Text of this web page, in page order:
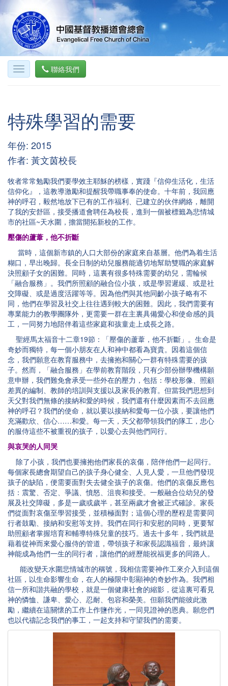
聯絡我們
特殊學習的需要
年份: 2015
作者: 黃文茵校長
牧者常常勉勵我們要學效主耶穌的榜樣，實踐『信仰生活化，生活
信仰化』，這教導激勵和提醒我帶職事奉的使命。十年前，我回應
神的呼召，毅然地放下已有的工作福利、已建立的伙伴網絡，離開
了我的安舒區，接受播道會聘任為校長，進到一個被標籤為悲情城
市的社區~天水圍，擔當開拓新校的工作。
壓傷的蘆葦，他不折斷
當時，這個新市鎮的人口大部份的家庭來自基層。他們為着生活
糊口，早出晚歸。長全日制的幼兒服務能適切地幫助雙職的家庭解
決照顧子女的困難。同時，這裏有很多特殊需要的幼兒，需輪候
「融合服務」。我們所照顧的融合位小孩，或是學習遲緩、或是社
交障礙、或是過度活躍等等。因為他們與其他同齡小孩子略有不
同，他們在學習及社交上往往遇到較大的困難。因此，我們需要有
專業能力的教學團隊外，更需要一群在主裏具備愛心和使命感的員
工，一同努力地陪伴着這些家庭和孩童走上成長之路。
聖經馬太福音十二章19節：「壓傷的蘆葦，他不折斷」。生命是
奇妙而獨特，每一個小朋友在人和神中都看為寶貴。因着這個信
念，我們願意在教育服務中，去擁抱和關心一群有特殊需要的孩
子。然而，「融合服務」在學前教育階段，只有少部份辦學機構願
意申辦，我們難免會承受一些外在的壓力，包括：學校形像、照顧
差異的編制、教師的培訓與支援以及家長的教育。但當我們思想到
天父對我們無條的接納和愛的時候，我們還有什麼因素而不去回應
神的呼召？我們的使命，就以要以接納和愛每一位小孩，要讓他們
充滿歡欣、信心……和愛。每一天，天父都帶領我們的隊工，忠心
的服侍這些不被重視的孩子，以愛心去與他們同行。
與哀哭的人同哭
除了小孩，我們也要擁抱他們家長的哀傷，陪伴他們一起同行。
每個家長總會期望自己的孩子身心健全、人見人愛，一旦他們發現
孩子的缺陷，便需要面對失去健全孩子的哀傷。他們的哀傷反應包
括：震驚、否定、爭議、憤怒、沮喪和接受。一般融合位幼兒的發
展及社交障礙，多是一歲或歲半，甚至兩歲才會被正式確診。家長
們從面對哀傷至學習接受，並積極面對；這個心理的歷程是需要同
行者鼓勵、接納和安慰等支持。我們在同行和安慰的同時，更要幫
助照顧者掌握培育和輔導特殊兒童的技巧。過去十多年，我們就是
藉着從神而來愛心服侍的管道，帶領孩子和家長認識福音，最終讓
神能成為他們一生的同行者，讓他們的經歷能祝福更多的同路人。
能改變天水圍悲情城市的稱號，我相信需要神作工來介入到這個
社區，以生命影響生命，在人的極限中彰顯神的奇妙作為。我們相
信一所和諧共融的學校，就是一個健康社會的縮影，從這裏可看見
神的憐恤、謙卑、愛心、忍耐、包容和榮美。但願我們能彼此激
勵，繼續在這關懷的工作上作鹽作光，一同見證神的恩典。願您們
也以代禱記念我們的事工，一起支持和守望我們的需要。